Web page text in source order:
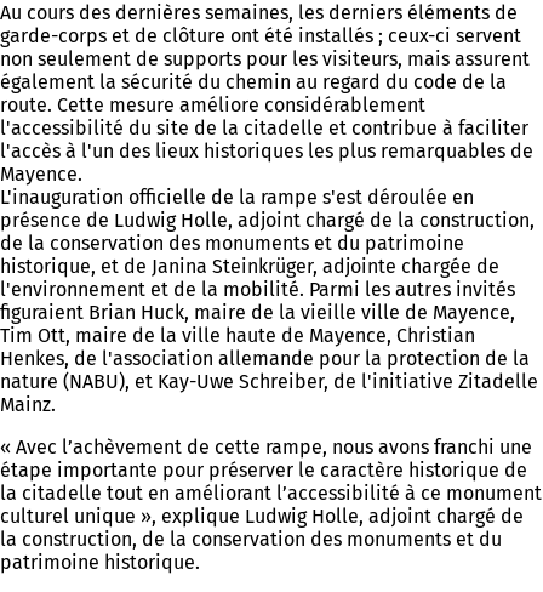
Au cours des dernières semaines, les derniers éléments de
garde-corps et de clôture ont été installés ; ceux-ci servent
non seulement de supports pour les visiteurs, mais assurent
également la sécurité du chemin au regard du code de la
route. Cette mesure améliore considérablement
l'accessibilité du site de la citadelle et contribue à faciliter
l'accès à l'un des lieux historiques les plus remarquables de
Mayence.
L'inauguration officielle de la rampe s'est déroulée en
présence de Ludwig Holle, adjoint chargé de la construction,
de la conservation des monuments et du patrimoine
historique, et de Janina Steinkrüger, adjointe chargée de
l'environnement et de la mobilité. Parmi les autres invités
figuraient Brian Huck, maire de la vieille ville de Mayence,
Tim Ott, maire de la ville haute de Mayence, Christian
Henkes, de l'association allemande pour la protection de la
nature (NABU), et Kay-Uwe Schreiber, de l'initiative Zitadelle
Mainz.
« Avec l’achèvement de cette rampe, nous avons franchi une
étape importante pour préserver le caractère historique de
la citadelle tout en améliorant l’accessibilité à ce monument
culturel unique », explique Ludwig Holle, adjoint chargé de
la construction, de la conservation des monuments et du
patrimoine historique.